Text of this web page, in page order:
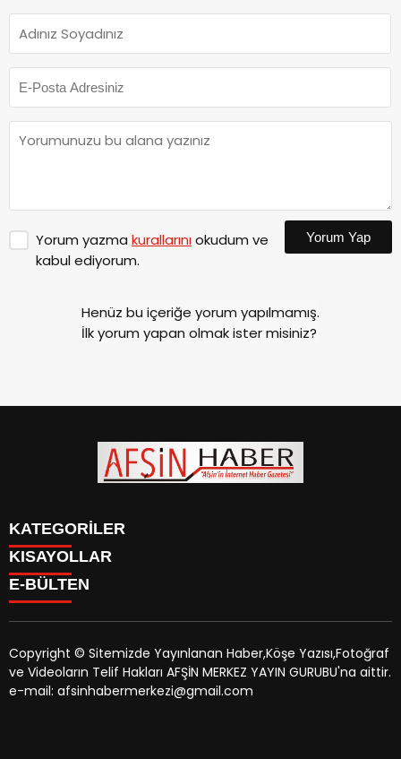
Yorum yazma kurallarınıokudum ve
kabul ediyorum.
Yorum Yap
Henüz bu içeriğe yorum yapılmamış.
İlk yorum yapan olmak ister misiniz?
KATEGORİLER
SİYASET
EĞİTİM
MAGAZİN
MANŞETLER
ÖZEL HABER
KISAYOLLAR
SİYASET
EĞİTİM
KÜLTÜR SANAT
MAGAZİN
MANŞETLER
E-BÜLTEN
afsinhaber.com e-bültenine abone olarak, tarafınıza haber,
duyuru ve kampanya içerikli e-postaların gönderilmesini
Copyright © Sitemizde Yayınlanan Haber,Köşe Yazısı,Fotoğraf
ve Videoların Telif Hakları AFŞİN MERKEZ YAYIN GURUBU'na aittir.
e-mail: afsinhabermerkezi@gmail.com